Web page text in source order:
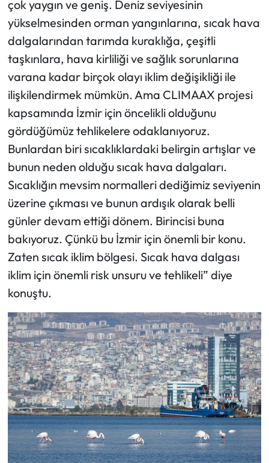
çok yaygın ve geniş. Deniz seviyesinin
yükselmesinden orman yangınlarına, sıcak hava
dalgalarından tarımda kuraklığa, çeşitli
taşkınlara, hava kirliliği ve sağlık sorunlarına
varana kadar birçok olayı iklim değişikliği ile
ilişkilendirmek mümkün. Ama CLIMAAX projesi
kapsamında İzmir için öncelikli olduğunu
gördüğümüz tehlikelere odaklanıyoruz.
Bunlardan biri sıcaklıklardaki belirgin artışlar ve
bunun neden olduğu sıcak hava dalgaları.
Sıcaklığın mevsim normalleri dediğimiz seviyenin
üzerine çıkması ve bunun ardışık olarak belli
günler devam ettiği dönem. Birincisi buna
bakıyoruz. Çünkü bu İzmir için önemli bir konu.
Zaten sıcak iklim bölgesi. Sıcak hava dalgası
iklim için önemli risk unsuru ve tehlikeli” diye
konuştu.